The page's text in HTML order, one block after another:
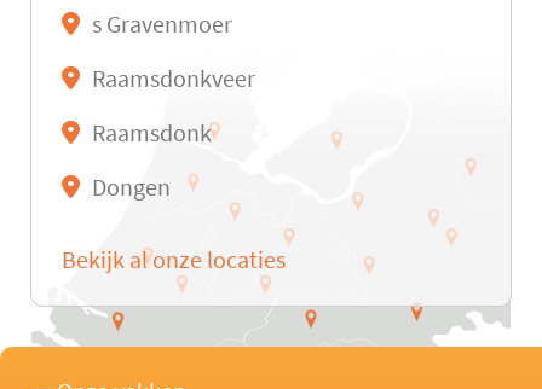
s Gravenmoer
Raamsdonkveer
Raamsdonk
Dongen
Bekijk al onze locaties